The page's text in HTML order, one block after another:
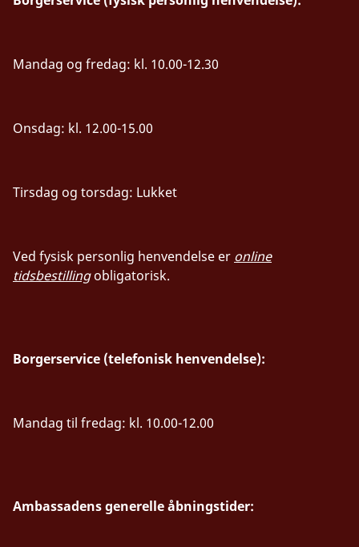
Mandag og fredag: kl. 10.00-12.30
Onsdag: kl. 12.00-15.00
Tirsdag og torsdag: Lukket
Ved fysisk personlig henvendelse er online
tidsbestillingobligatorisk.
Borgerservice (telefonisk henvendelse):
Mandag til fredag: kl. 10.00-12.00
Ambassadens generelle åbningstider: